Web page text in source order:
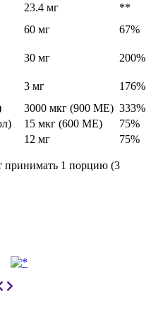
23.4 мг
**
60 мг
67%
30 мг
200%
3 мг
176%
3000 мкг (900 МЕ) 333%
15 мкг (600 МЕ)
75%
12 мг 75%
принимать 1 порцию (3